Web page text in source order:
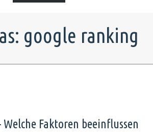
google ranking
Welche Faktoren beeinflussen